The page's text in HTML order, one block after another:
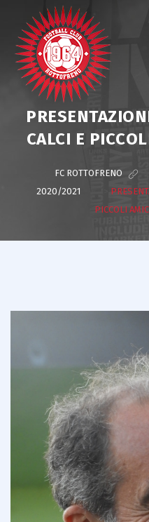
CALCI E
FC ROTTOFRENO
2020/2021
PICCOLI